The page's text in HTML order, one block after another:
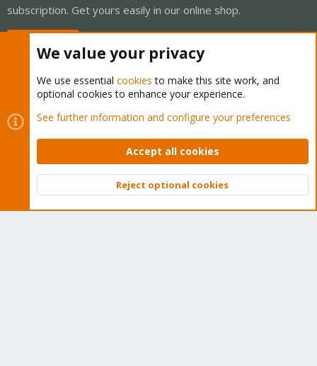
subscription. Get yours easily in our online shop.
Cookies
Proxmox Support Forum - Light Mode
Contact us
Terms and rules Privacy policy Help Home
R
Community platform by XenForo © 2010-2026 XenForo Ltd.
Top
We value your privacy
We use essential cookies to make this site work, and
optional cookies to enhance your experience.
See further information and configure your preferences
Accept all cookies
Reject optional cookies